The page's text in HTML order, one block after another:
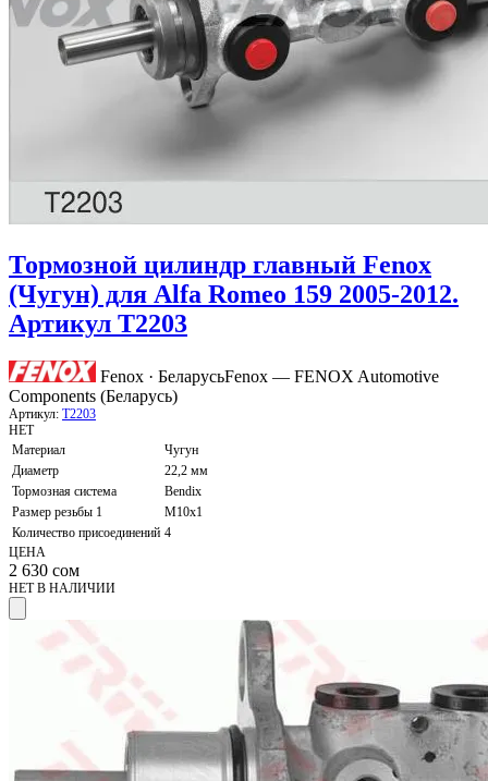
Тормозной цилиндр главный Fenox
(Чугун) для Alfa Romeo 159 2005-2012.
Артикул T2203
Fenox · БеларусьFenox — FENOX Automotive
Components (Беларусь)
Артикул: T2203
НЕТ
Материал
Чугун
Диаметр
22,2 мм
Тормозная система
Bendix
Размер резьбы 1
M10x1
Количество присоединений 4
ЦЕНА
2 630 сом
НЕТ В НАЛИЧИИ